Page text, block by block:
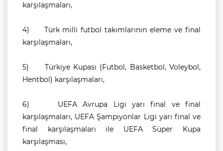
karşılaşmaları,
4) Türk milli futbol takımlarının eleme ve final
karşılaşmaları,
5) Türkiye Kupası (Futbol, Basketbol, Voleybol,
Hentbol) karşılaşmaları,
6) UEFA Avrupa Ligi yarı final ve final
karşılaşmaları, UEFA Şampiyonlar Ligi yarı final ve
final karşılaşmaları ile UEFA Süper Kupa
karşılaşması,